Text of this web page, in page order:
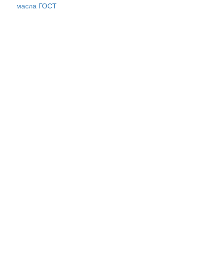
масла ГОСТ